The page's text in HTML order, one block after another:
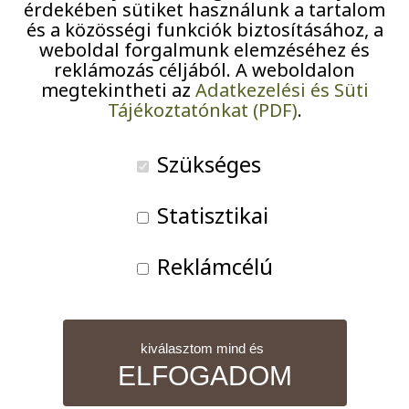
FÁG
foglalkozás
11:30–12:30
2026-06-29
érdekében sütiket használunk a tartalom
és a közösségi funkciók biztosításához, a
weboldal forgalmunk elemzéséhez és
reklámozás céljából. A weboldalon
megtekintheti az Adatkezelési és Süti
Tájékoztatónkat (PDF).
Szükséges
Statisztikai
Reklámcélú
kiválasztom mind és
ELFOGADOM
Pályázatok
Járványügyi intézkedések